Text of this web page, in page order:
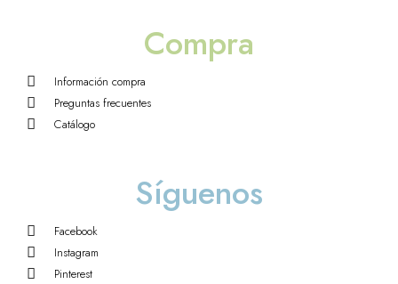
Compra
Información compra
Preguntas frecuentes
Catálogo
Síguenos
Facebook
Instagram
Pinterest